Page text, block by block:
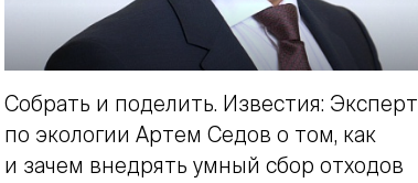
Собрать и поделить. Известия: Эксперт
по экологии Артем Седов о том, как
и зачем внедрять умный сбор отходов